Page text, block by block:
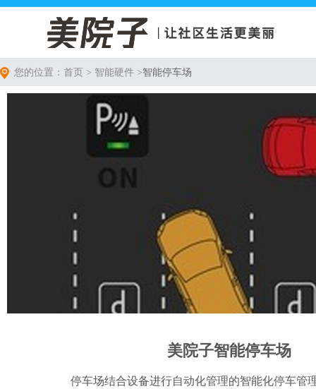
您的位置：首页 > 智能硬件 >智能停车场
美院子智能停车场
停车场结合设备进行自动化管理的智能化停车管